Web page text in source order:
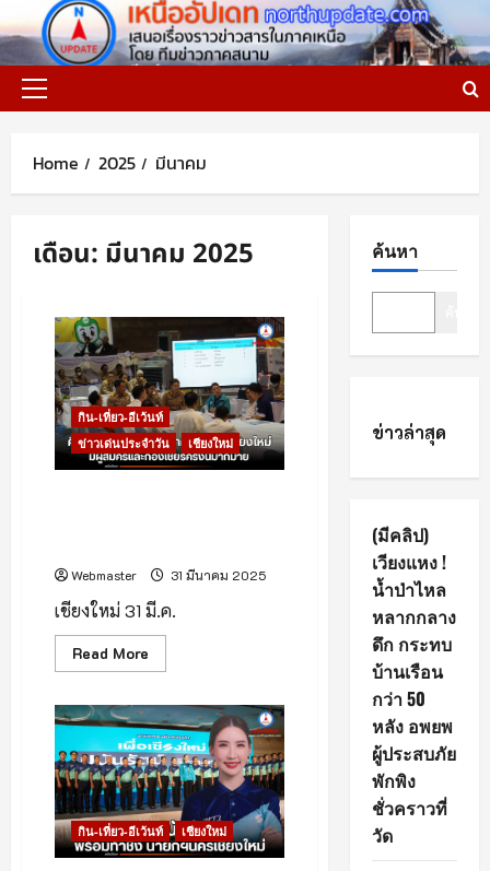
to
content
Primary
Home 2025 มีนาคม
เดือน: มีนาคม 2025
กิน-เที่ยว-อีเว้นท์
ข่าวเด่นประจำวัน
เชียงใหม่
Webmaster 31 มีนาคม 2025
เชียงใหม่ 31 มี.ค.
Read More
more
บรรยากาศ
รับ
สมัคร
นา
ยกฯ-
สท.นคร
เชียงใหม่
วัน
แรก
คึกคัก
กิน-เที่ยว-อีเว้นท์ เชียงใหม่
ค้นหา
ข่าวล่าสุด
(มีคลิป)
เวียงแหง !
น้ำป่าไหล
หลากกลาง
ดึก กระทบ
บ้านเรือน
กว่า 50
หลัง อพยพ
ผู้ประสบภัย
พักพิง
ชั่วคราวที่
วัด